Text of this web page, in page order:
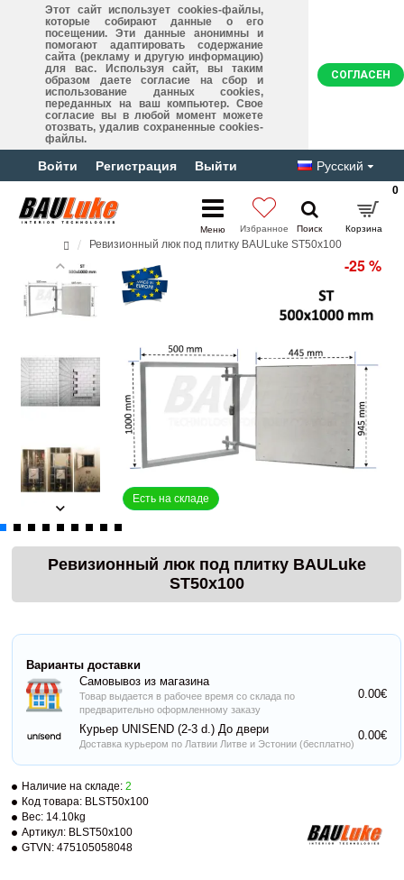
Этот сайт использует cookies-файлы,
которые собирают данные о его
посещении. Эти данные анонимны и
помогают адаптировать содержание
сайта (рекламу и другую информацию)
для вас. Используя сайт, вы таким
образом даете согласие на сбор и
использование данных cookies,
переданных на ваш компьютер. Свое
согласие вы в любой момент можете
отозвать, удалив сохраненные cookies-
файлы.
СОГЛАСЕН
Войти Регистрация Выйти Русский
0
Ревизионный люк под плитку BAULuke ST50x100
Есть на складе
-25 %
Ревизионный люк под плитку BAULuke
ST50x100
Наличие на складе: 2
Код товара: BLST50x100
Вес: 14.10kg
Артикул: BLST50x100
GTVN: 475105058048
Варианты доставки
Самовывоз из магазина
Товар выдается в рабочее время со склада по
предварительно оформленному заказу
0.00€
Курьер UNISEND (2-3 d.) До двери
Доставка курьером по Латвии Литве и Эстонии (бесплатно)
0.00€